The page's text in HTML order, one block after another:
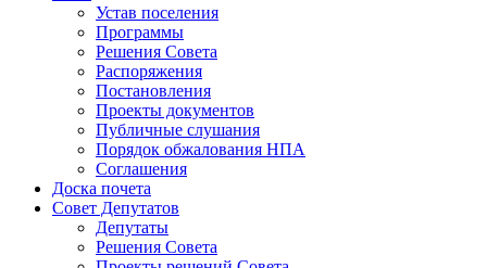
Устав поселения
Программы
Решения Совета
Распоряжения
Постановления
Проекты документов
Публичные слушания
Порядок обжалования НПА
Соглашения
Доска почета
Совет Депутатов
Депутаты
Решения Совета